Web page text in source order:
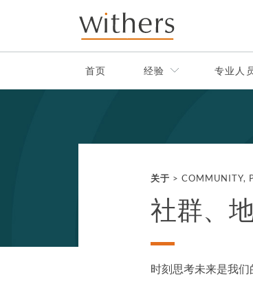
Skip to main content
首页 经验 专业人
关于 >COMMUNITY,
社群、
时刻思考未来是我们